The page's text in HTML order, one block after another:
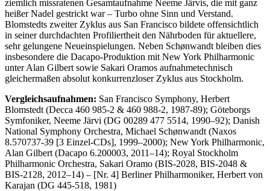
ziemlich missratenen Gesamtaufnahme Neeme Järvis, die mit ganz
heißer Nadel gestrickt war – Turbo ohne Sinn und Verstand.
Blomstedts zweiter Zyklus aus San Francisco bildete offensichtlich
in seiner durchdachten Profiliertheit den Nährboden für aktuellere,
sehr gelungene Neueinspielungen. Neben Schønwandt bleiben dies
insbesondere die Dacapo-Produktion mit New York Philharmonic
unter Alan Gilbert sowie Sakari Oramos aufnahmetechnisch
gleichermaßen absolut konkurrenzloser Zyklus aus Stockholm.
Vergleichsaufnahmen: San Francisco Symphony, Herbert
Blomstedt (Decca 460 985-2 & 460 988-2, 1987-89); Göteborgs
Symfoniker, Neeme Järvi (DG 00289 477 5514, 1990–92); Danish
National Symphony Orchestra, Michael Schønwandt (Naxos
8.570737-39 [3 Einzel-CDs], 1999–2000); New York Philharmonic,
Alan Gilbert (Dacapo 6.200003, 2011–14); Royal Stockholm
Philharmonic Orchestra, Sakari Oramo (BIS-2028, BIS-2048 &
BIS-2128, 2012–14) – [Nr. 4] Berliner Philharmoniker, Herbert von
Karajan (DG 445-518, 1981)